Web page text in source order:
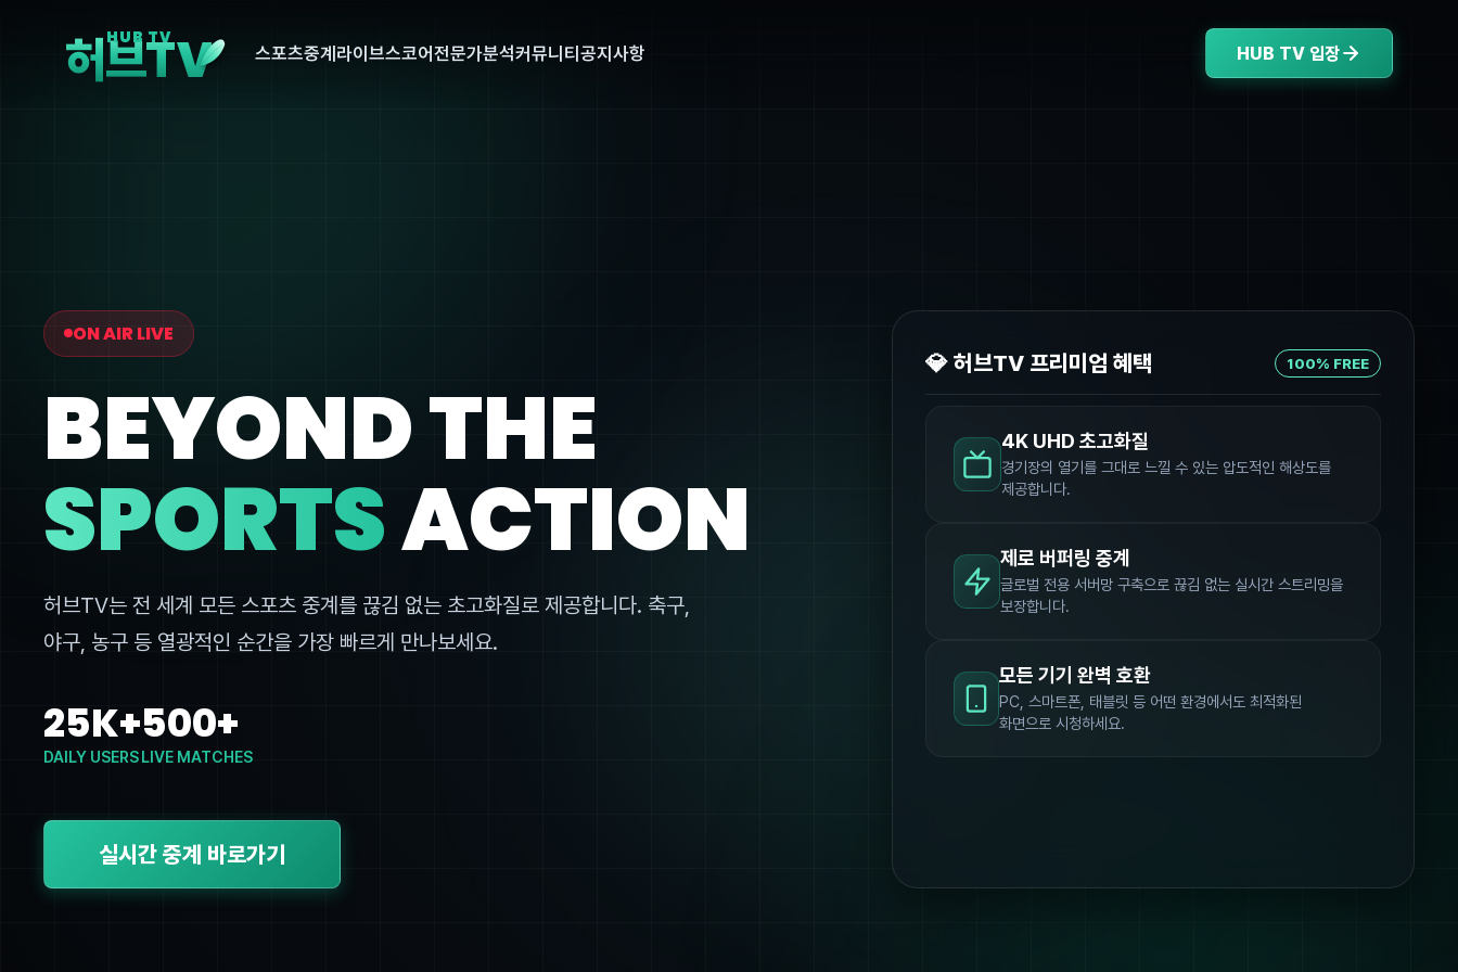
HUB TV
허브TV 스포츠중계 라이브스코어전문가분석커뮤니티 공지사항 HUB TV 입장
ON AIR LIVE
BEYOND THE
SPORTSACTION
허브TV는 전 세계 모든 스포츠 중계를 끊김 없는 초고화질로 제공합니다. 축구,
야구, 농구 등 열광적인 순간을 가장 빠르게 만나보세요.
25K+
DAILY USERS
500+
LIVE MATCHES
실시간 중계 바로가기
💎 허브TV 프리미엄 혜택 100% FREE
4K UHD 초고화질
경기장의 열기를 그대로 느낄 수 있는 압도적인 해상도를
제공합니다.
제로 버퍼링 중계
글로벌 전용 서버망 구축으로 끊김 없는 실시간 스트리밍을
보장합니다.
모든 기기 완벽 호환
PC, 스마트폰, 태블릿 등 어떤 환경에서도 최적화된
화면으로 시청하세요.